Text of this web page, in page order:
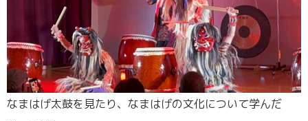
なまはげ太鼓を見たり、なまはげの文化について学んだ